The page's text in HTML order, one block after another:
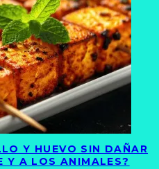
Y HUEVO SIN DAÑAR
Y A LOS ANIMALES?